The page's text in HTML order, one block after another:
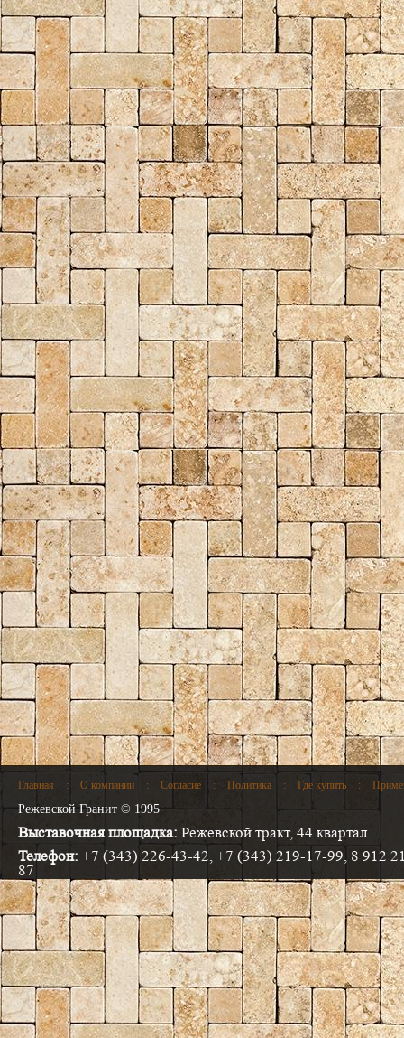
Главная : О компании : Согласие : Политика : Где купить :
Режевской Гранит © 1995
Выставочная площадка: Режевской тракт, 44 квартал.
Телефон: +7 (343) 226-43-42, +7 (343) 219-17-99, 8 912
87
Электронная почта:info@progranit.pro